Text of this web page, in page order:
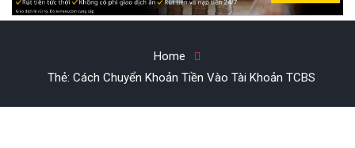
Home
Thẻ: Cách Chuyển Khoản Tiền Vào Tài Khoản TCBS